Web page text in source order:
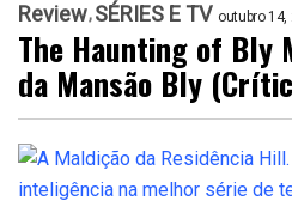
Review SÉRIES E TV outubro 14,
The Haunting of Bly
da Mansão Bly